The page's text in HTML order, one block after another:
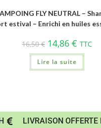
FLY NEUTRAL –
estival – Enrichi en huiles
16,50€ 14,86 € TTC
Lire la suite
LIVRAISON